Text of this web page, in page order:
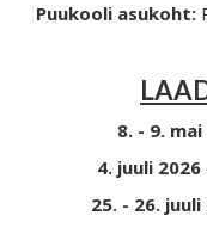
Puukooli asukoht:
8. - 9.
4. juuli
25. - 26.